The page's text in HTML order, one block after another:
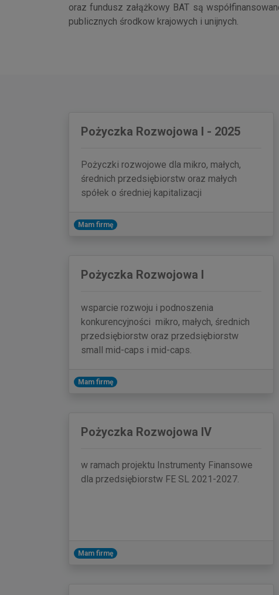
oraz fundusz załążkowy BAT są
publicznych środkow krajowych i unijnych.
Pożyczka Rozwojowa I - 2025
Pożyczki rozwojowe dla mikro, małych,
średnich przedsiębiorstw oraz małych
spółek o średniej kapitalizacji
Mam firmę
Pożyczka Rozwojowa I
wsparcie rozwoju i podnoszenia
konkurencyjności mikro, małych, średnich
przedsiębiorstw oraz przedsiębiorstw
small mid-caps i mid-caps.
Mam firmę
Pożyczka Rozwojowa IV
w ramach projektu Instrumenty Finansowe
dla przedsiębiorstw FE SL 2021-2027.
Mam firmę